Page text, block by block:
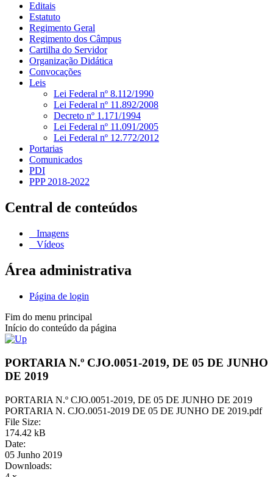
Editais
Estatuto
Regimento Geral
Regimento dos Câmpus
Cartilha do Servidor
Organização Didática
Convocações
Leis
Lei Federal nº 8.112/1990
Lei Federal nº 11.892/2008
Decreto nº 1.171/1994
Lei Federal nº 11.091/2005
Lei Federal nº 12.772/2012
Portarias
Comunicados
PDI
PPP 2018-2022
Central de conteúdos
Imagens
Vídeos
Área administrativa
Página de login
Fim do menu principal
Início do conteúdo da página
PORTARIA N.º CJO.0051-2019, DE 05 DE JUNHO
DE 2019
PORTARIA N.º CJO.0051-2019, DE 05 DE JUNHO DE 2019
PORTARIA N. CJO.0051-2019 DE 05 DE JUNHO DE 2019.pdf
File Size:
174.42 kB
Date:
05 Junho 2019
Downloads: